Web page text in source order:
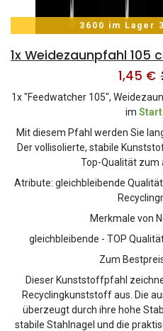
3600 im Lager
1,45 €
1x "Feedwatcher 105",
im
Mit diesem Pfahl werden Sie
Der vollisolierte, stabile
Top-Qualität zum
Atribute: gleichbleibende
Merkmale von
gleichbleibende - TOP
Zum
Dieser Kunststoffpfahl
Recyclingkunststoff aus. Die
überzeugt durch ihre hohe
stabile Stahlnagel und die